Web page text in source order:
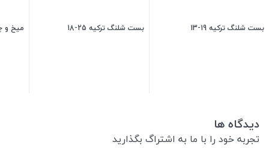
بست شلنگ ترکیه 19-13 بست شلنگ ترکیه 25-18 میخ و
دیدگاه ها
تجربه خود را با ما به اشتراگ بگذارید